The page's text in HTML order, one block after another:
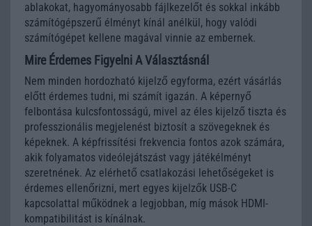
ablakokat, hagyományosabb fájlkezelőt és sokkal inkább
számítógépszerű élményt kínál anélkül, hogy valódi
számítógépet kellene magával vinnie az embernek.
Mire Érdemes Figyelni A Választásnál
Nem minden hordozható kijelző egyforma, ezért vásárlás
előtt érdemes tudni, mi számít igazán. A képernyő
felbontása kulcsfontosságú, mivel az éles kijelző tiszta és
professzionális megjelenést biztosít a szövegeknek és
képeknek. A képfrissítési frekvencia fontos azok számára,
akik folyamatos videólejátszást vagy játékélményt
szeretnének. Az elérhető csatlakozási lehetőségeket is
érdemes ellenőrizni, mert egyes kijelzők USB-C
kapcsolattal működnek a legjobban, míg mások HDMI-
kompatibilitást is kínálnak.